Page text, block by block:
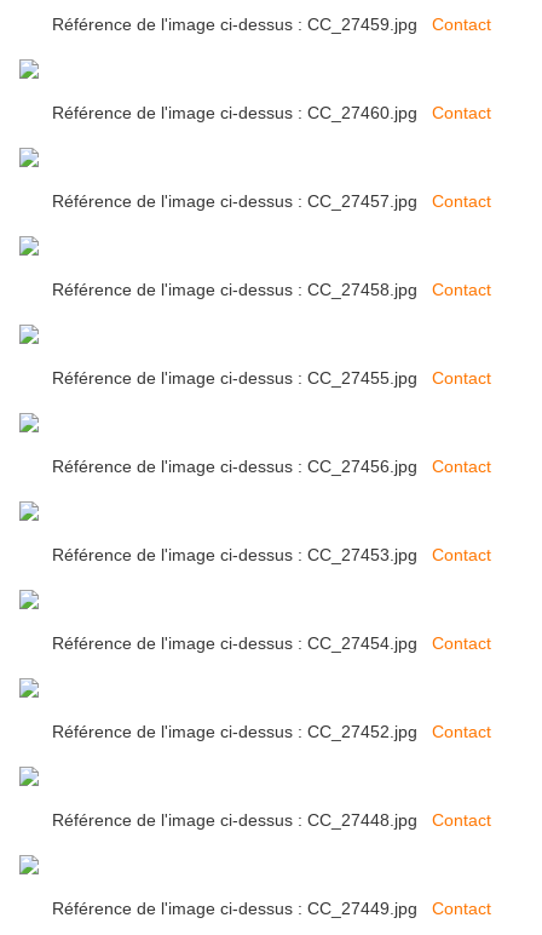
Référence de l'image ci-dessus : CC_27459.jpg Contact
Référence de l'image ci-dessus : CC_27460.jpg Contact
Référence de l'image ci-dessus : CC_27457.jpg Contact
Référence de l'image ci-dessus : CC_27458.jpg Contact
Référence de l'image ci-dessus : CC_27455.jpg Contact
Référence de l'image ci-dessus : CC_27456.jpg Contact
Référence de l'image ci-dessus : CC_27453.jpg Contact
Référence de l'image ci-dessus : CC_27454.jpg Contact
Référence de l'image ci-dessus : CC_27452.jpg Contact
Référence de l'image ci-dessus : CC_27448.jpg Contact
Référence de l'image ci-dessus : CC_27449.jpg Contact